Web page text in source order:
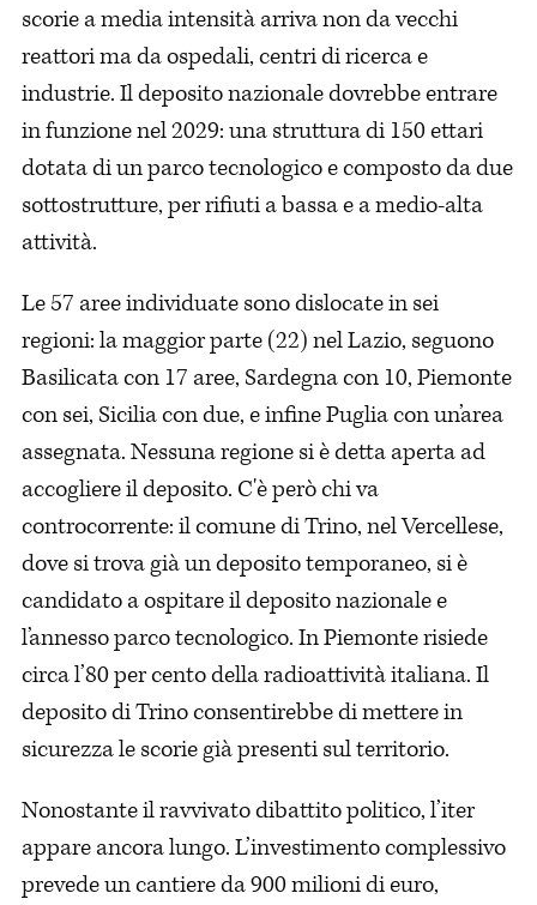
scorie a media intensità arriva non da vecchi
reattori ma da ospedali, centri di ricerca e
industrie. Il deposito nazionale dovrebbe entrare
in funzione nel 2029: una struttura di 150 ettari
dotata di un parco tecnologico e composto da due
sottostrutture, per rifiuti a bassa e a medio-alta
attività.
Le 57 aree individuate sono dislocate in sei
regioni: la maggior parte (22) nel Lazio, seguono
Basilicata con 17 aree, Sardegna con 10, Piemonte
con sei, Sicilia con due, e infine Puglia con un’area
assegnata. Nessuna regione si è detta aperta ad
accogliere il deposito. C'è però chi va
controcorrente: il comune di Trino, nel Vercellese,
dove si trova già un deposito temporaneo, si è
candidato a ospitare il deposito nazionale e
l’annesso parco tecnologico. In Piemonte risiede
circa l’80 per cento della radioattività italiana. Il
deposito di Trino consentirebbe di mettere in
sicurezza le scorie già presenti sul territorio.
Nonostante il ravvivato dibattito politico, l’iter
appare ancora lungo. L’investimento complessivo
prevede un cantiere da 900 milioni di euro,